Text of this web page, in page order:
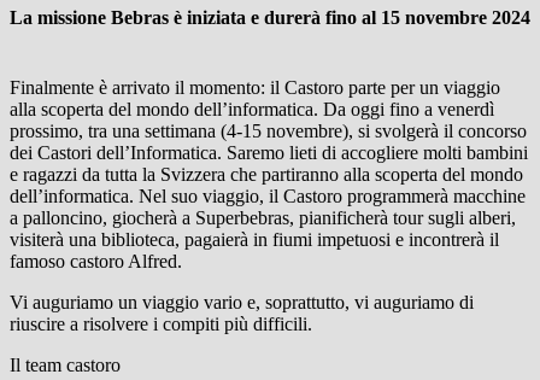
La missione Bebras è iniziata e durerà fino al 15 novembre 2024
Finalmente è arrivato il momento: il Castoro parte per un viaggio
alla scoperta del mondo dell’informatica. Da oggi fino a venerdì
prossimo, tra una settimana (4-15 novembre), si svolgerà il concorso
dei Castori dell’Informatica. Saremo lieti di accogliere molti bambini
e ragazzi da tutta la Svizzera che partiranno alla scoperta del mondo
dell’informatica. Nel suo viaggio, il Castoro programmerà macchine
a palloncino, giocherà a Superbebras, pianificherà tour sugli alberi,
visiterà una biblioteca, pagaierà in fiumi impetuosi e incontrerà il
famoso castoro Alfred.
Vi auguriamo un viaggio vario e, soprattutto, vi auguriamo di
riuscire a risolvere i compiti più difficili.
Il team castoro